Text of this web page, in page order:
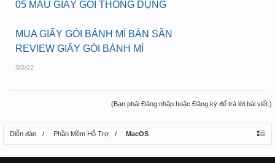
05 MẪU GIẤY GÓI THÔNG DỤNG
MUA GIẤY GÓI BÁNH MÌ BÁN SÃN
REVIEW GIẤY GÓI BÁNH MÌ
9/2/22
(Bạn phải Đăng nhập hoặc Đăng ký để trả lời bài viết.)
Diễn đàn Phần Mềm Hỗ Trợ MacOS